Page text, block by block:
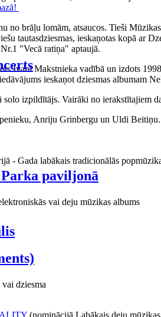
paviljonā
brāļu lomām, atsaucos. Tieši
tautasdziesmas, ieskaņotas kopā ar
"Vecā ratiņa" aptaujā.
Ivara Makstnieka vadībā un izdots
ieskaņot dziesmas albumam
izpildītājs. Vairāki no ierakstītajiem
Anriju Grinbergu un Uldi Beitiņu.
- Gada labākais tradicionālās
vai deju mūzikas albums
dziesma
(nominācijā Labākais deju